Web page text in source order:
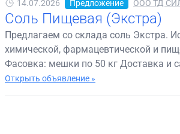
14.07.2026 Предложение ООО ТД
Соль Пищевая (Экстра)
Предлагаем со склада соль Экстра.
химической, фармацевтической и
Фасовка: мешки по 50 кг Доставка и
Открыть объявление »